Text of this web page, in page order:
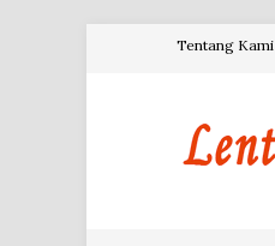
Tentang Kami